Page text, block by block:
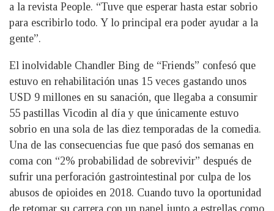
a la revista People. “Tuve que esperar hasta estar sobrio
para escribirlo todo. Y lo principal era poder ayudar a la
gente”.
El inolvidable Chandler Bing de “Friends” confesó que
estuvo en rehabilitación unas 15 veces gastando unos
USD 9 millones en su sanación, que llegaba a consumir
55 pastillas Vicodin al día y que únicamente estuvo
sobrio en una sola de las diez temporadas de la comedia.
Una de las consecuencias fue que pasó dos semanas en
coma con “2% probabilidad de sobrevivir” después de
sufrir una perforación gastrointestinal por culpa de los
abusos de opioides en 2018. Cuando tuvo la oportunidad